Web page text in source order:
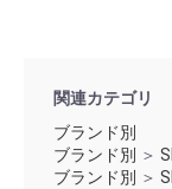
関連カテゴリ
ブランド別
ブランド別 ＞
ブランド別 ＞